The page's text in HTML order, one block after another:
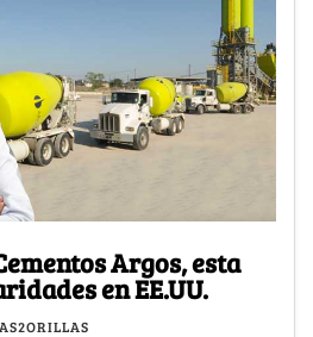
Argos, esta
en EE.UU.